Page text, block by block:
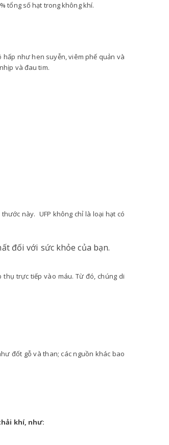
tổng số hạt trong không khí.
hấp như hen suyễn, viêm phế quản và
và đau tim.
này. UFP không chỉ là loại hạt có
đối với sức khỏe của bạn.
trực tiếp vào máu. Từ đó, chúng di
đốt gỗ và than; các nguồn khác bao
khí, như: